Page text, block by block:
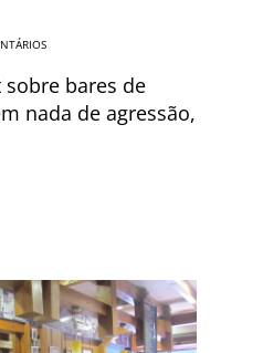
bares de
nada de agressão,